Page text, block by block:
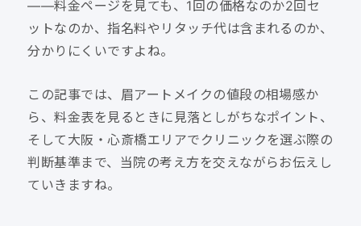
——料金ページを見ても、1回の価格なのか2回セ
ットなのか、指名料やリタッチ代は含まれるのか、
分かりにくいですよね。
この記事では、眉アートメイクの値段の相場感か
ら、料金表を見るときに見落としがちなポイント、
そして大阪・心斎橋エリアでクリニックを選ぶ際の
判断基準まで、当院の考え方を交えながらお伝えし
ていきますね。